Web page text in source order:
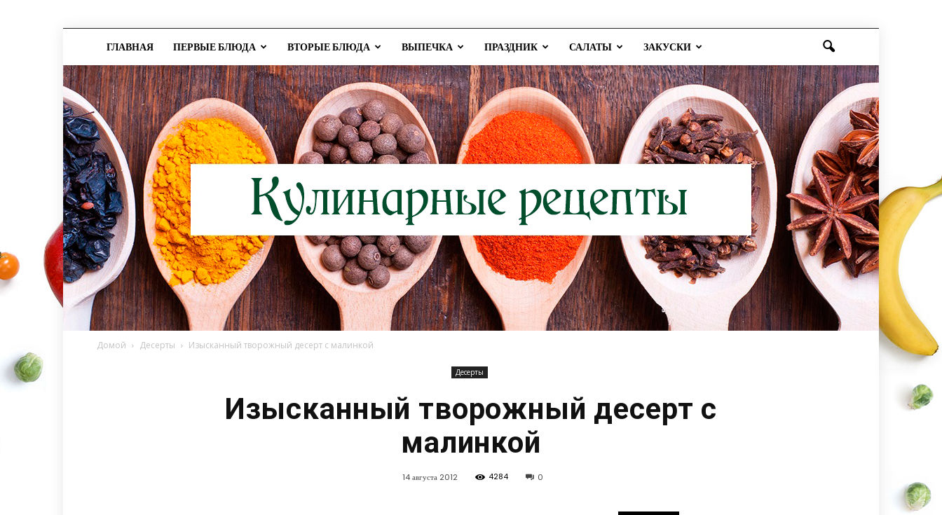
ГЛАВНАЯ ПЕРВЫЕ БЛЮДА ВТОРЫЕ БЛЮДА ВЫПЕЧКА ПРАЗДНИК САЛАТЫ ЗАКУСКИ
Домой Десерты Изысканный творожный десерт с малинкой
Десерты
Изысканный творожный десерт с
малинкой
14 августа 2012 4284 0